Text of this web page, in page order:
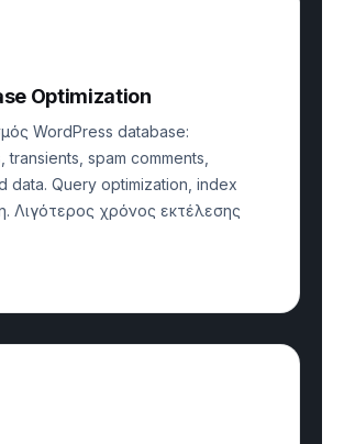
Optimization
WordPress database:
transients, spam comments,
data. Query optimization, index
Λιγότερος χρόνος εκτέλεσης